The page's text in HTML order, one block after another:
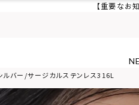
【重要なお
ルバー/サージカルステンレス316L